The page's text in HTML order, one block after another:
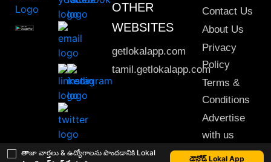
తాజా వార్తలు & ఉద్యోగాలను పొందడానికి Lokal
డౌన్లోడ్ Lokal App
OTHER
WEBSITES
getlokalapp.com
tamil.getlokalapp.com
Contact Us
About Us
Privacy
Policy
Terms &
Conditions
Advertise
with us
Sitemap